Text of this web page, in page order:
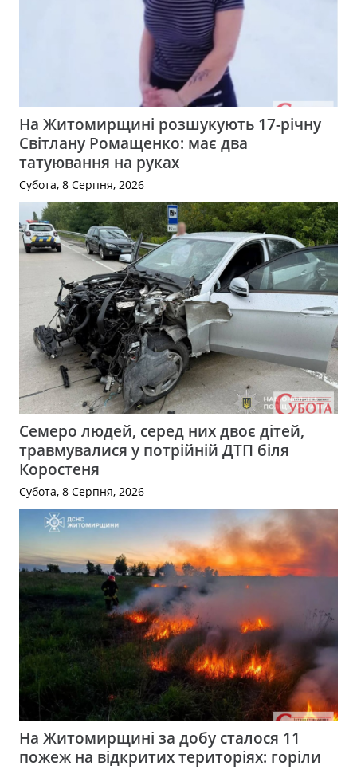
На Житомирщині розшукують 17-річну
Світлану Ромащенко: має два
татуювання на руках
Субота, 8 Серпня, 2026
Семеро людей, серед них двоє дітей,
травмувалися у потрійній ДТП біля
Коростеня
Субота, 8 Серпня, 2026
На Житомирщині за добу сталося 11
пожеж на відкритих територіях: горіли